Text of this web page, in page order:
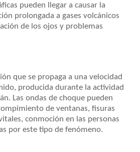
pueden llegar a causar la
prolongada a gases volcánicos
de los ojos y problemas
que se propaga a una velocidad
producida durante la actividad
Las ondas de choque pueden
de ventanas, fisuras
conmoción en las personas
por este tipo de fenómeno.